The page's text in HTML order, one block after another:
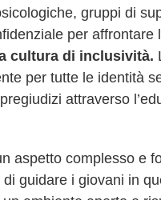
gruppi di
per affrontare
cultura di inclusività.
per tutte le identità
attraverso
aspetto complesso e
guidare i giovani in